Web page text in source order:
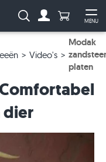
MENU
Zoeken: Aantal
Video's
Modak
platen
dier